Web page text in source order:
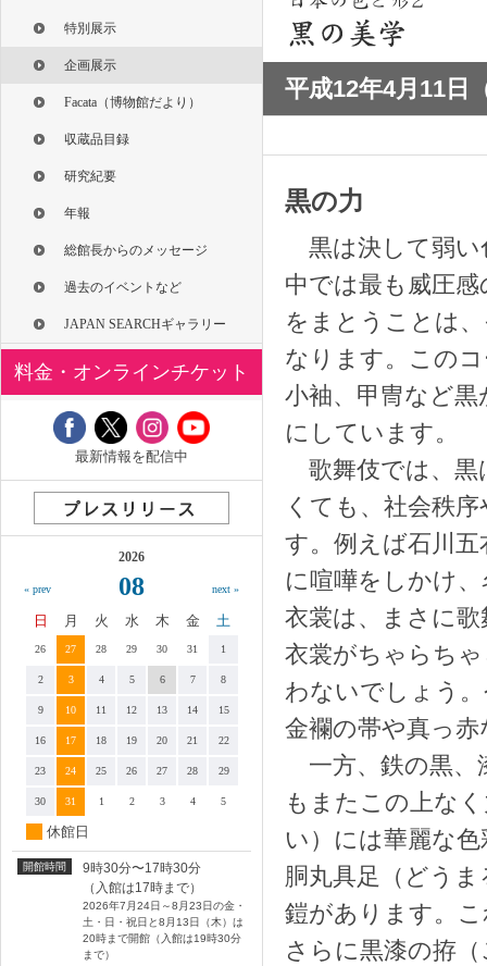
平成12年4月11日
黒の力
黒は決して弱い
中では最も威圧
をまとうことは
なります。この
小袖、甲冑など
にしています。
歌舞伎では、黒
くても、社会秩
す。例えば石川
に喧嘩をしかけ
衣裳は、まさに
衣裳がちゃらち
わないでしょう
金襴の帯や真っ
一方、鉄の黒、
もまたこの上な
い）には華麗な
胴丸具足（どう
鎧があります。
さらに黒漆の拵
特別展示
企画展示
Facata（博物館だより）
収蔵品目録
研究紀要
年報
総館長からのメッセージ
過去のイベントなど
JAPAN SEARCHギャラリー
料金・オンラインチケット
最新情報を配信中
« prev
2026
08 next »
日 月 火 水 木 金 土
26 27 28 29 30 31 1
2 3 4 5 6 7 8
9 10 11 12 13 14 15
16 17 18 19 20 21 22
23 24 25 26 27 28 29
30 31 1 2 3 4 5
休館日
開館時間
9時30分〜17時30分
（入館は17時まで）
2026年7月24日～8月23日の金・
土・日・祝日と8月13日（木）は
20時まで開館（入館は19時30分
まで）